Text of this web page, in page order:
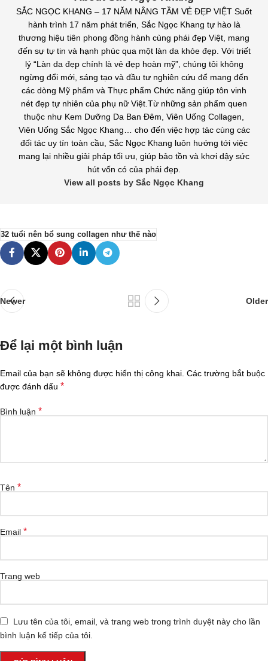
SẮC NGỌC KHANG – 17 NĂM NÂNG TẦM VẺ ĐẸP VIỆT Suốt
hành trình 17 năm phát triển, Sắc Ngọc Khang tự hào là
thương hiệu tiên phong đồng hành cùng phái đẹp Việt, mang
đến sự tự tin và hạnh phúc qua một làn da khỏe đẹp. Với triết
lý “Làn da đẹp chính là vẻ đẹp hoàn mỹ”, chúng tôi không
ngừng đổi mới, sáng tạo và đầu tư nghiên cứu để mang đến
các dòng Mỹ phẩm và Thực phẩm Chức năng giúp tôn vinh
nét đẹp tự nhiên của phụ nữ Việt.Từ những sản phẩm quen
thuộc như Kem Dưỡng Da Ban Đêm, Viên Uống Collagen,
Viên Uống Sắc Ngọc Khang… cho đến việc hợp tác cùng các
đối tác uy tín toàn cầu, Sắc Ngọc Khang luôn hướng tới việc
mang lại nhiều giải pháp tối ưu, giúp bảo tồn và khơi dậy sức
hút vốn có của phái đẹp.
View all posts by Sắc Ngọc Khang
32 tuổi nên bổ sung collagen như thế nào
Newer Older
Để lại một bình luận
Email của bạn sẽ không được hiển thị công khai. Các trường bắt buộc
được đánh dấu *
Bình luận *
Tên *
Email *
Trang web
Lưu tên của tôi, email, và trang web trong trình duyệt này cho lần
bình luận kế tiếp của tôi.